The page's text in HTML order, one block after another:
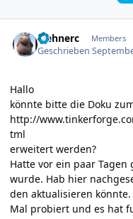
wehnerc Members
Geschrieben
Hallo
könnte bitte die Doku
http://
tml
erweitert werden?
Hatte vor ein paar
wurde. Hab hier
den aktualisieren könnte.
Mal probiert und es hat